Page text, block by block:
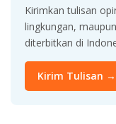
Kirimkan tulisan
lingkungan,
diterbitkan di
Kirim Tulisan →